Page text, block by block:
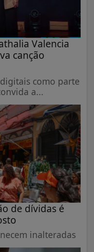
Valencia
canção
como parte
a...
de dívidas é
inalteradas